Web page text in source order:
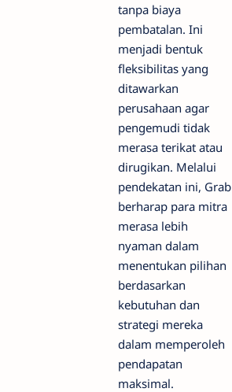
tanpa biaya
pembatalan. Ini
menjadi bentuk
fleksibilitas yang
ditawarkan
perusahaan agar
pengemudi tidak
merasa terikat atau
dirugikan. Melalui
pendekatan ini, Grab
berharap para mitra
merasa lebih
nyaman dalam
menentukan pilihan
berdasarkan
kebutuhan dan
strategi mereka
dalam memperoleh
pendapatan
maksimal.